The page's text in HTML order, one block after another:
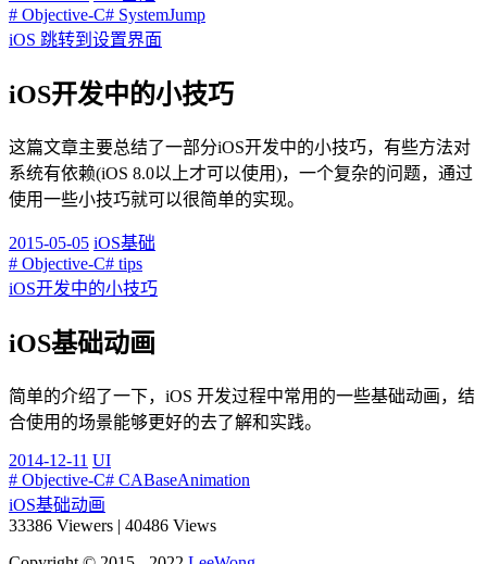
# Objective-C# SystemJump
iOS 跳转到设置界面
iOS开发中的小技巧
这篇文章主要总结了一部分iOS开发中的小技巧，有些方法对
系统有依赖(iOS 8.0以上才可以使用)，一个复杂的问题，通过
使用一些小技巧就可以很简单的实现。
2015-05-05 iOS基础
# Objective-C# tips
iOS开发中的小技巧
iOS基础动画
简单的介绍了一下，iOS 开发过程中常用的一些基础动画，结
合使用的场景能够更好的去了解和实践。
2014-12-11 UI
# Objective-C# CABaseAnimation
iOS基础动画
33386 Viewers | 40486 Views